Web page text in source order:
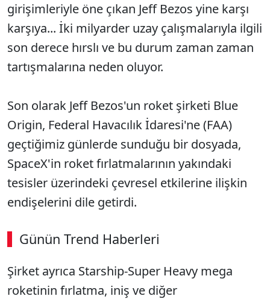
girişimleriyle öne çıkan Jeff Bezos yine karşı
karşıya... İki milyarder uzay çalışmalarıyla ilgili
son derece hırslı ve bu durum zaman zaman
tartışmalarına neden oluyor.
Son olarak Jeff Bezos'un roket şirketi Blue
Origin, Federal Havacılık İdaresi'ne (FAA)
geçtiğimiz günlerde sunduğu bir dosyada,
SpaceX'in roket fırlatmalarının yakındaki
tesisler üzerindeki çevresel etkilerine ilişkin
endişelerini dile getirdi.
Günün Trend Haberleri
Şirket ayrıca Starship-Super Heavy mega
roketinin fırlatma, iniş ve diğer